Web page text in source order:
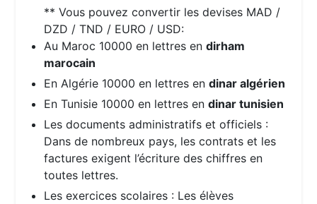
** Vous pouvez convertir les devises MAD /
DZD / TND / EURO / USD:
Au Maroc 10000 en lettres endirham
marocain
En Algérie 10000 en lettres endinar algérien
En Tunisie 10000 en lettres endinar tunisien
Les documents administratifs et officiels :
Dans de nombreux pays, les contrats et les
factures exigent l’écriture des chiffres en
toutes lettres.
Les exercices scolaires : Les élèves